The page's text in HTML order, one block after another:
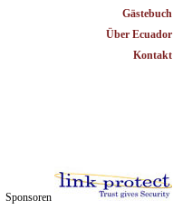
Gästebuch
Über Ecuador
Kontakt
Sponsoren